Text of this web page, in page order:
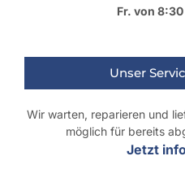
Fr. von 8:30
Unser
Wir warten, reparieren und
möglich für bereits
Jetzt